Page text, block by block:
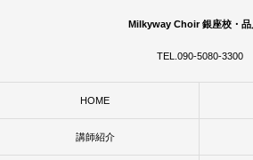
Milkyway Choir 銀座校・品
TEL.090-5080-3300
HOME
講師紹介